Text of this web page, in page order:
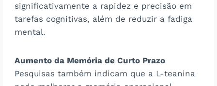
significativamente a rapidez e precisão em
tarefas cognitivas, além de reduzir a fadiga
mental.
Aumento da Memória de Curto Prazo
Pesquisas também indicam que a L-teanina